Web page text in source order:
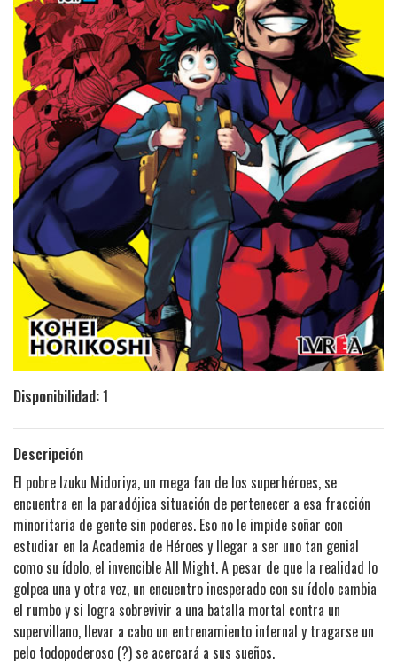
Disponibilidad:1
Descripción
El pobre Izuku Midoriya, un mega fan de los superhéroes, se
encuentra en la paradójica situación de pertenecer a esa fracción
minoritaria de gente sin poderes. Eso no le impide soñar con
estudiar en la Academia de Héroes y llegar a ser uno tan genial
como su ídolo, el invencible All Might. A pesar de que la realidad lo
golpea una y otra vez, un encuentro inesperado con su ídolo cambia
el rumbo y si logra sobrevivir a una batalla mortal contra un
supervillano, llevar a cabo un entrenamiento infernal y tragarse un
pelo todopoderoso (?) se acercará a sus sueños.